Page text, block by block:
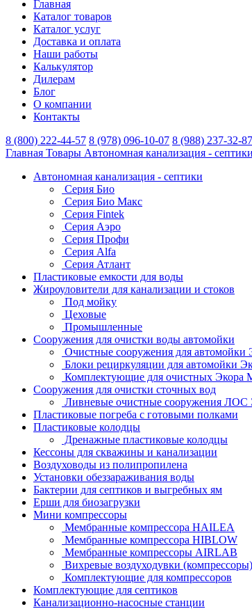
Главная
Каталог товаров
Каталог услуг
Доставка и оплата
Наши работы
Калькулятор
Дилерам
Блог
О компании
Контакты
8 (800) 222-44-57 8 (978) 096-10-07 8 (988) 237-32-87
Главная Товары Автономная канализация - септики
Автономная канализация - септики
Серия Био
Серия Био Макс
Серия Fintek
Серия Аэро
Серия Профи
Серия Alfa
Серия Атлант
Пластиковые емкости для воды
Жироуловители для канализации и стоков
Под мойку
Цеховые
Промышленные
Сооружения для очистки воды автомойки
Очистные сооружения для
Блоки рециркуляции для автомойки
Комплектующие для очистных Экора
Сооружения для очистки сточных вод
Ливневые очистные сооружения
Пластиковые погреба с готовыми полками
Пластиковые колодцы
Дренажные пластиковые колодцы
Кессоны для скважины и канализации
Воздуховоды из полипропилена
Установки обеззараживания воды
Бактерии для септиков и выгребных ям
Ерши для биозагрузки
Мини компрессоры
Мембранные компрессора HAILEA
Мембранные компрессора HIBLOW
Мембранные компрессоры AIRLAB
Вихревые воздуходувки
Комплектующие для компрессоров
Комплектующие для септиков
Канализационно-насосные станции